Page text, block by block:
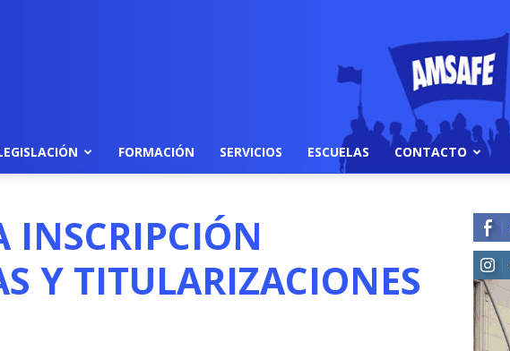
FORMACIÓN SERVICIOS ESCUELAS CONTACTO
INSCRIPCIÓN
Y TITULARIZACIONES